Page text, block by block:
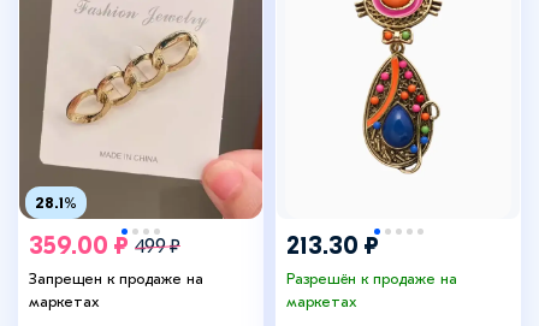
28.1%
359.00 ₽ 499 ₽
Запрещен к продаже на
маркетах
213.30 ₽
Разрешён к продаже на
маркетах